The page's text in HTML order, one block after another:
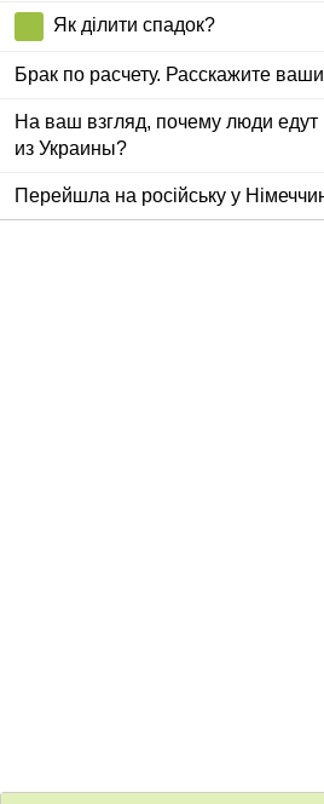
Як ділити спадок?
Брак по расчету. Расскажите
На ваш взгляд, почему люди
из Украины?
Перейшла на російську у